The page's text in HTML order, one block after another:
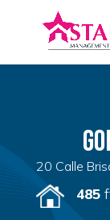
20 Calle
485